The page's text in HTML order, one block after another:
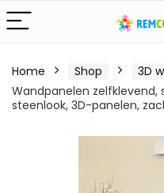
Home Shop 3D
Wandpanelen zelfklevend,
steenlook, 3D-panelen,